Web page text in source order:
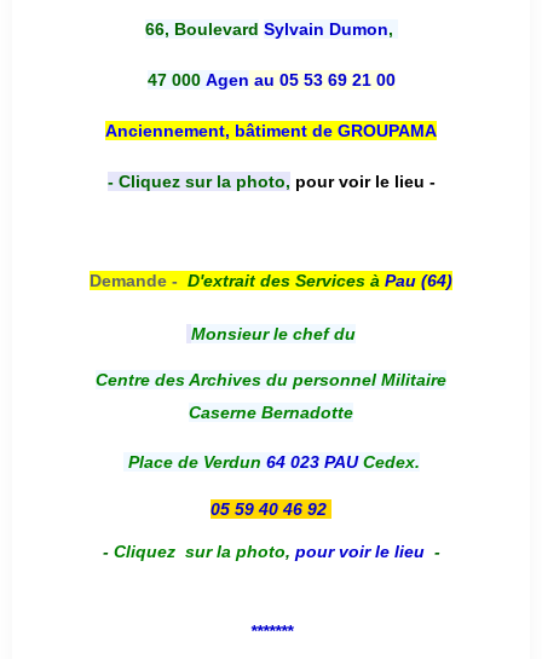
66, Boulevard Sylvain Dumon,
47 000 Agen au 05 53 69 21 00
Anciennement, bâtiment de GROUPAMA
- Cliquez sur la photo, pour voir le lieu -
Demande - D'extrait des Services à Pau (64)
Monsieur le chef du
Centre des Archives du personnel Militaire
Caserne Bernadotte
Place de Verdun 64 023 PAUCedex.
05 59 40 46 92
- Cliquez sur la photo, pour voir le lieu -
*******